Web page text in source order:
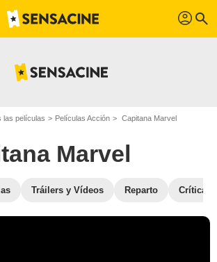
profil search
las películas Películas Acción Capitana Marvel
Marvel
Tráilers y Vídeos Reparto Críticas